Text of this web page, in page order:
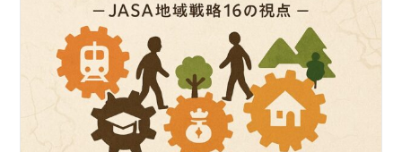
戦
略
16
の
視
点
【視
点